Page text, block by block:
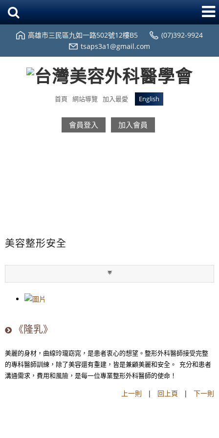
高雄市三民區九如一路502號12樓B5
(07)392-9924
tsaps3a1@gmail.com
首頁 網站導覽 加入最愛 English
會員登入 加入會員
美容整形安全
《隆乳》
美麗的身材，曲線玲瓏窈窕，是患者衷心的想望。整形外科醫師接受完整
的專科醫師訓練，除了美容還有重建，皆是兼顧美麗和安全。 充分和患者
溝通需求，費用和風險，是每一位專業整形外科醫師的使命！
上一則 | 回上頁 | 下一則